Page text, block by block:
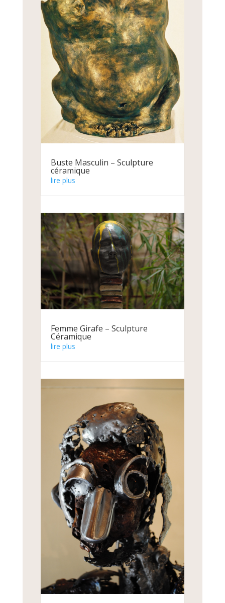
Buste Masculin – Sculpture
céramique
lire plus
Femme Girafe – Sculpture
Céramique
lire plus